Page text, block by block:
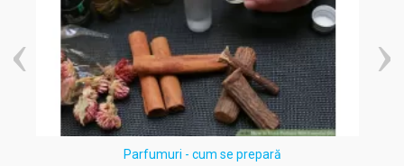
doză se dizolvă în prealabil într-o linguriță de miere sau
într-un sfert de linguriță de ulei alimentar.
Aromaterapie: Adăugați 4-6 picături în difuzor pentru a
răspândi aroma în încăpere.
Inhalații:Adăugați câteva picături într-un bol cu apă
fierbinte și inhalați vaporii.
Băi:Adăugați 5-10 picături în apa de baie.
Masaj:Diluați în ulei de bază și aplicați pe piele.
Adăugați câteva picături în produsele
Parfumuri - cum se prepară